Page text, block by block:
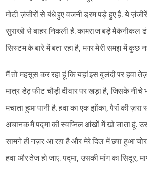
मोटी ज़ंजीरों से बंधे हुए वजनी ड्रम पड़े हुए हैं. ये
सुराखों से बाहर निकली हैं. कामराज बड़े मैकेनीकल
सिस्टम के बारे में बता रहा है, मगर मेरी समझ में कुछ
मैं तो महसूस कर रहा हूं कि यहां इस बुलंदी पर हवा
मात्र डेढ़ फीट चौड़ी दीवार पर खड़ा है, जिसके नीचे
मचाता हुआ पानी है. हवा का एक झोंका, पैरों की ज़रा
अचानक मैं पद्मा की स्वप्निल आंखों में खो जाता हूं.
सामने ही नज़र आ रहा है और मेरे दिल में छपा हुआ चोर
हवा और तेज हो जाए. पद्मा, उसकी मांग का सिदूर,